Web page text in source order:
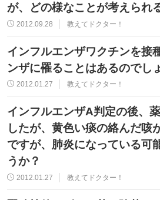
が、どの様なことが考えられ
2012.09.28 教えてドクター！
インフルエンザワクチンを接
ンザに罹ることはあるのでし
2012.01.27 教えてドクター！
インフルエンザA判定の後、
したが、黄色い痰の絡んだ咳
ですが、肺炎になっている可
うか？
2012.01.27 教えてドクター！